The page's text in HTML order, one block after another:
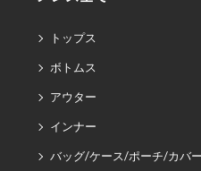
トップス
ボトムス
アウター
インナー
バッグ/ケース/ポーチ/カバー